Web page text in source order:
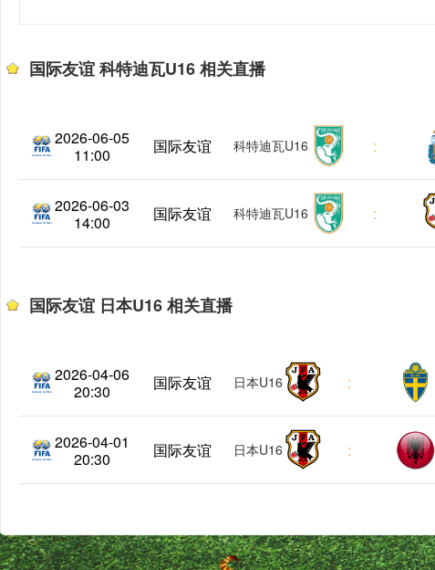
国际友谊 科特迪瓦U16 相关直播
2026-06-05
11:00
国际友谊 科特迪瓦U16 :
2026-06-03
14:00
国际友谊 科特迪瓦U16 :
国际友谊 日本U16 相关直播
2026-04-06
20:30
国际友谊 日本U16 :
2026-04-01
20:30
国际友谊 日本U16 :